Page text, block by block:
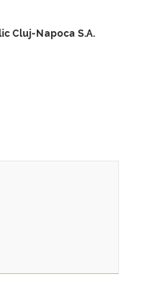
Cluj-Napoca S.A.